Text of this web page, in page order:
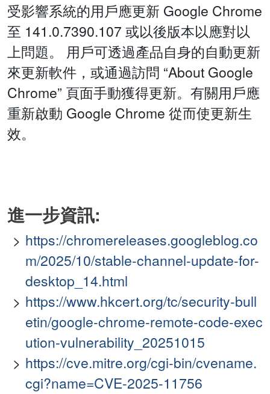
受影響系統的用戶應更新 Google Chrome
至 141.0.7390.107 或以後版本以應對以
上問題。 用戶可透過產品自身的自動更新
來更新軟件，或通過訪問 “About Google
Chrome” 頁面手動獲得更新。有關用戶應
重新啟動 Google Chrome 從而使更新生
效。
進一步資訊:
https://chromereleases.googleblog.co
m/2025/10/stable-channel-update-for-
desktop_14.html
https://www.hkcert.org/tc/security-bull
etin/google-chrome-remote-code-exec
ution-vulnerability_20251015
https://cve.mitre.org/cgi-bin/cvename.
cgi?name=CVE-2025-11756